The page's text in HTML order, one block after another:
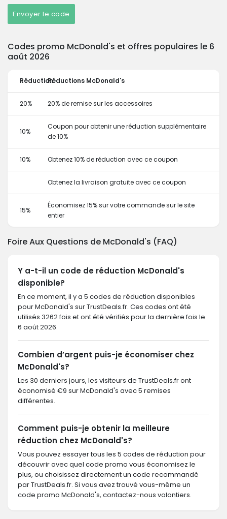
Envoyer le code
Codes promo McDonald's et offres populaires le 6
août 2026
RéductionRéductions McDonald's
20% 20% de remise sur les accessoires
10%
Coupon pour obtenir une réduction supplémentaire
de 10%
10% Obtenez 10% de réduction avec ce coupon
Obtenez la livraison gratuite avec ce coupon
15%
Économisez 15% sur votre commande sur le site
entier
Foire Aux Questions de McDonald's (FAQ)
Y a-t-il un code de réduction McDonald's
disponible?
En ce moment, il y a 5 codes de réduction disponibles
pour McDonald's sur TrustDeals.fr. Ces codes ont été
utilisés 3262 fois et ont été vérifiés pour la dernière fois le
6 août 2026.
Combien d’argent puis-je économiser chez
McDonald's?
Les 30 derniers jours, les visiteurs de TrustDeals.fr ont
économisé €9 sur McDonald's avec 5 remises
différentes.
Comment puis-je obtenir la meilleure
réduction chez McDonald's?
Vous pouvez essayer tous les 5 codes de réduction pour
découvrir avec quel code promo vous économisez le
plus, ou choisissez directement un code recommandé
par TrustDeals.fr. Si vous avez trouvé vous-même un
code promo McDonald's, contactez-nous volontiers.